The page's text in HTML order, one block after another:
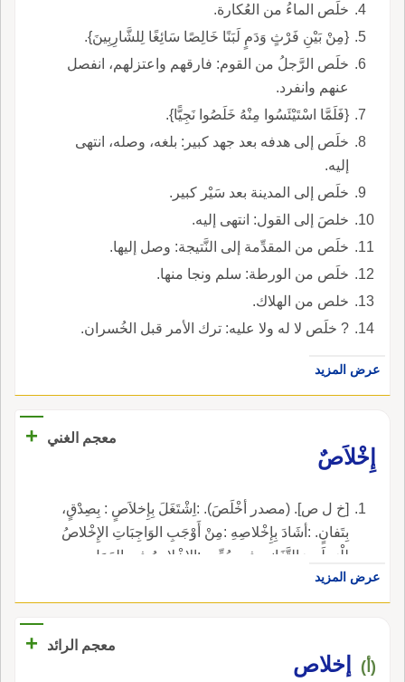
خلَص الماءُ من العُكارة.
{مِنْ بَيْنِ فَرْثٍ وَدَمٍ لَبَنًا خَالِصًا سَائِغًا لِلشَّارِبِينَ}.
خلَص الرَّجلُ من القوم: فارقهم واعتزلهم، انفصل
عنهم وانفرد.
{فَلَمَّا اسْتَيْئَسُوا مِنْهُ خَلَصُوا نَجِيًّا}.
خلَص إلى هدفه بعد جهد كبير: بلغه، وصله، انتهى
إليه.
خلَص إلى المدينة بعد سَيْر كبير.
خلصَ إلى القول: انتهى إليه.
خلَص من المقدِّمة إلى النَّتيجة: وصل إليها.
خلَص من الورطة: سلم ونجا منها.
خلص من الهلاك.
? خلَص لا له ولا عليه: ترك الأمر قبل الخُسران.
عرض المزيد
معجم الغني
+
إِخْلاَصٌ
[خ ل ص]. (مصدر أخْلَصَ). :اِشْتَغَلَ بِإِخلاَصٍ : بِصِدْقٍ،
بِتَفانٍ. :أشَادَ بِإِخْلاصِهِ :مِنْ أَوْجَبِ الوَاجِبَاتِ الإِخْلاصُ
لِلْوَطَنِ وَالتَّفَانِي فِي حُبِّهِ . :الإِخْلاصُ في العَمَلِ.
عرض المزيد
معجم الرائد +
(أ) إخلاص